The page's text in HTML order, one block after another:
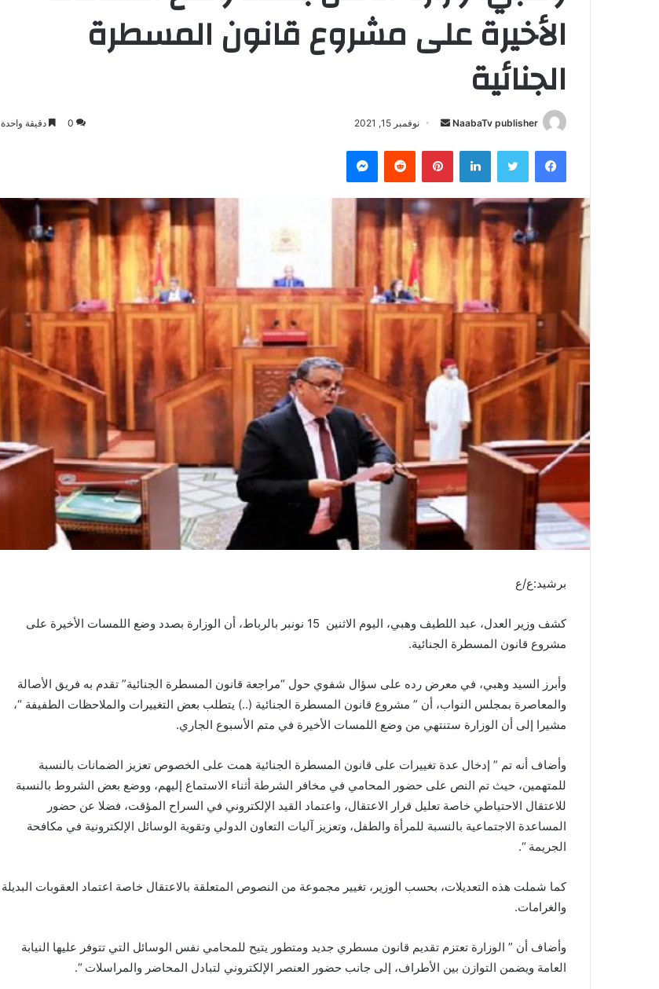
الأخيرة على مشروع قانون المسطرة
الجنائية
NaabaTv publisher
س
ب
ر
ي
د
ل
ر
ي
نوفمبر 15, 2021 0 دقيقة واحدة
فيسبوك لينكدإن بينتيريست
برشيد:ع/ع
كشف وزير العدل، عبد اللطيف وهبي، اليوم الاثنين 15 نونبر بالرباط، أن الوزارة بصدد وضع اللمسات الأخيرة على
مشروع قانون المسطرة الجنائية.
وأبرز السيد وهبي، في معرض رده على سؤال شفوي حول “مراجعة قانون المسطرة الجنائية” تقدم به فريق الأصالة
والمعاصرة بمجلس النواب، أن ” مشروع قانون المسطرة الجنائية (..) يتطلب بعض التغييرات والملاحظات الطفيفة “،
مشيرا إلى أن الوزارة ستنتهي من وضع اللمسات الأخيرة في متم الأسبوع الجاري.
وأضاف أنه تم ” إدخال عدة تغييرات على قانون المسطرة الجنائية همت على الخصوص تعزيز الضمانات بالنسبة
للمتهمين، حيث تم النص على حضور المحامي في مخافر الشرطة أثناء الاستماع إليهم، ووضع بعض الشروط بالنسبة
للاعتقال الاحتياطي خاصة تعليل قرار الاعتقال، واعتماد القيد الإلكتروني في السراح المؤقت، فضلا عن حضور
المساعدة الاجتماعية بالنسبة للمرأة والطفل، وتعزيز آليات التعاون الدولي وتقوية الوسائل الإلكترونية في مكافحة
الجريمة “.
كما شملت هذه التعديلات، بحسب الوزير، تغيير مجموعة من النصوص المتعلقة بالاعتقال خاصة اعتماد العقوبات البديلة
والغرامات.
وأضاف أن ” الوزارة تعتزم تقديم قانون مسطري جديد ومتطور يتيح للمحامي نفس الوسائل التي تتوفر عليها النيابة
العامة ويضمن التوازن بين الأطراف، إلى جانب حضور العنصر الإلكتروني لتبادل المحاضر والمراسلات “.